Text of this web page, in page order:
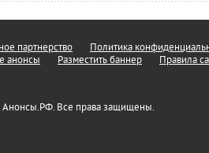
партнерство
Политика
анонсы Разместить баннер Правила
Все права защищены.